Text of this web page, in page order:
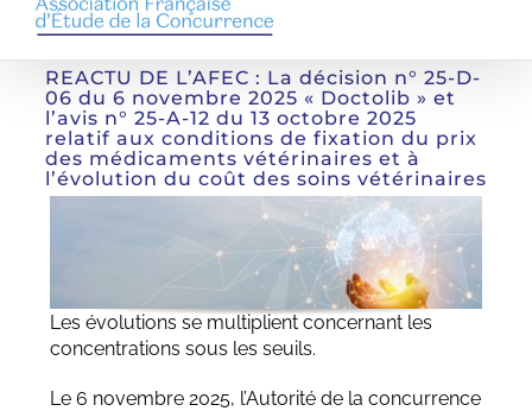
REACTU DE L’AFEC : La décision n° 25-D-
06 du 6 novembre 2025 « Doctolib » et
l’avis n° 25-A-12 du 13 octobre 2025
relatif aux conditions de fixation du prix
des médicaments vétérinaires et à
l’évolution du coût des soins vétérinaires
Les évolutions se multiplient concernant les
concentrations sous les seuils.
Le 6 novembre 2025, l’Autorité de la concurrence